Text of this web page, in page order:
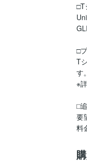
□T
□
T
す。
※
⬜︎
要